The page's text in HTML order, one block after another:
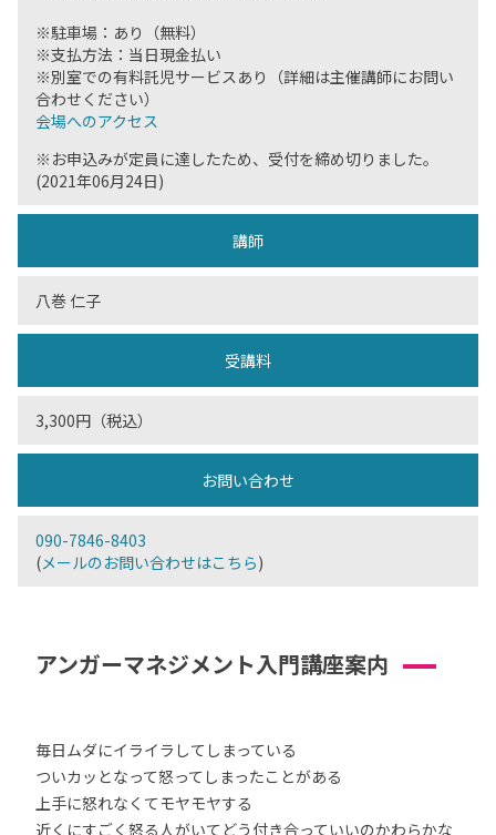
※駐車場：あり（無料）
※支払方法：当日現金払い
※別室での有料託児サービスあり（詳細は主催講師にお問い
合わせください）
会場へのアクセス
※お申込みが定員に達したため、受付を締め切りました。
(2021年06月24日)
講師
八巻 仁子
受講料
3,300円（税込）
お問い合わせ
090-7846-8403
(メールのお問い合わせはこちら)
アンガーマネジメント入門講座案内
毎日ムダにイライラしてしまっている
ついカッとなって怒ってしまったことがある
上手に怒れなくてモヤモヤする
近くにすごく怒る人がいてどう付き合っていいのかわらかな